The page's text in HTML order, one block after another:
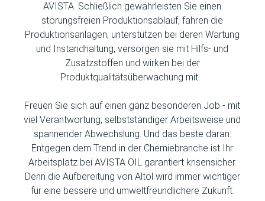
AVISTA. Schließlich gewährleisten Sie einen
störungsfreien Produktionsablauf, fahren die
Produktionsanlagen, unterstützen bei deren Wartung
und Instandhaltung, versorgen sie mit Hilfs- und
Zusatzstoffen und wirken bei der
Produktqualitätsüberwachung mit.
Freuen Sie sich auf einen ganz besonderen Job - mit
viel Verantwortung, selbstständiger Arbeitsweise und
spannender Abwechslung. Und das beste daran:
Entgegen dem Trend in der Chemiebranche ist Ihr
Arbeitsplatz bei AVISTA OIL garantiert krisensicher.
Denn die Aufbereitung von Altöl wird immer wichtiger
für eine bessere und umweltfreundlichere Zukunft.